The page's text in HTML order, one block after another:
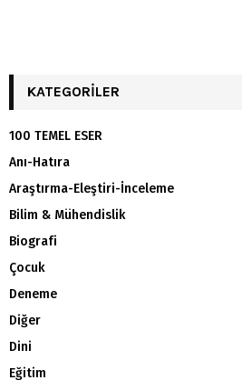
KATEGORILER
100 TEMEL ESER
Anı-Hatıra
Araştırma-Eleştiri-İnceleme
Bilim & Mühendislik
Biografi
Çocuk
Deneme
Diğer
Dini
Eğitim